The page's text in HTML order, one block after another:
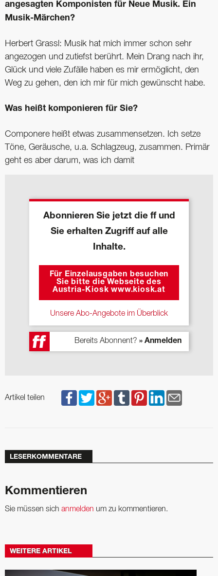
angesagten Komponisten für Neue Musik. Ein
Musik-Märchen?
Herbert Grassl: Musik hat mich immer schon sehr
angezogen und zutiefst berührt. Mein Drang nach ihr,
Glück und viele Zufälle haben es mir ermöglicht, den
Weg zu gehen, den ich mir für mich gewünscht habe.
Was heißt komponieren für Sie?
Componere heißt etwas zusammensetzen. Ich setze
Töne, Geräusche, u.a. Schlagzeug, zusammen. Primär
geht es aber darum, was ich damit
Abonnieren Sie jetzt die ff und
Sie erhalten Zugriff auf alle
Inhalte.
Für Einzelausgaben besuchen
Sie bitte die Webseite des
Austria-Kiosk www.kiosk.at
Unsere Abo-Angebote im Überblick
Bereits Abonnent? » Anmelden
Artikel teilen
LESERKOMMENTARE
Kommentieren
Sie müssen sich anmelden um zu kommentieren.
WEITERE ARTIKEL